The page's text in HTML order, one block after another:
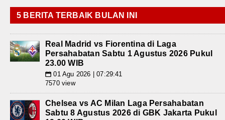
5 BERITA TERBAIK BULAN INI
Real Madrid vs Fiorentina di Laga
Persahabatan Sabtu 1 Agustus 2026 Pukul
23.00 WIB
📅 01 Agu 2026 | 07:29:41
7570 view
Chelsea vs AC Milan Laga Persahabatan
Sabtu 8 Agustus 2026 di GBK Jakarta Pukul